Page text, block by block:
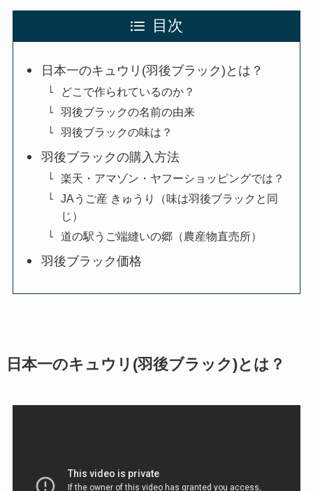
目次
日本一のキュウリ(羽後ブラック)とは？
どこで作られているのか？
羽後ブラックの名前の由来
羽後ブラックの味は？
羽後ブラックの購入方法
楽天・アマゾン・ヤフーショッピングでは？
JAうご産 きゅうり（味は羽後ブラックと同
じ）
道の駅うご端縫いの郷（農産物直売所）
羽後ブラック価格
日本一のキュウリ(羽後ブラック)とは？